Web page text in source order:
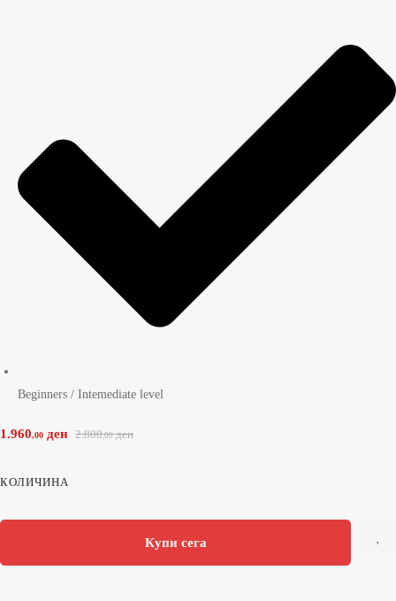
Beginners / Intemediate level
1.960,00 ден 2.800,00 ден
КОЛИЧИНА
PROGRAM
Купи сега